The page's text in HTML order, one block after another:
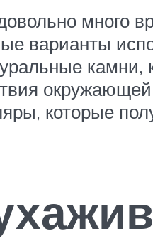
много
варианты
которые